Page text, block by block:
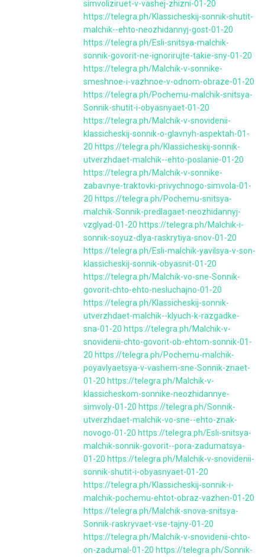
simvoliziruet-v-vashej-zhizni-01-20
https://telegra.ph/Klassicheskij-sonnik-shutit-
malchik--ehto-neozhidannyj-gost-01-20
https://telegra.ph/Esli-snitsya-malchik-
sonnik-govorit-ne-ignorirujte-takie-sny-01-20
https://telegra.ph/Malchik-v-sonnike-
smeshnoe-i-vazhnoe-v-odnom-obraze-01-20
https://telegra.ph/Pochemu-malchik-snitsya-
Sonnik-shutit-i-obyasnyaet-01-20
https://telegra.ph/Malchik-v-snovidenii-
klassicheskij-sonnik-o-glavnyh-aspektah-01-
20 https://telegra.ph/Klassicheskij-sonnik-
utverzhdaet-malchik--ehto-poslanie-01-20
https://telegra.ph/Malchik-v-sonnike-
zabavnye-traktovki-privychnogo-simvola-01-
20 https://telegra.ph/Pochemu-snitsya-
malchik-Sonnik-predlagaet-neozhidannyj-
vzglyad-01-20 https://telegra.ph/Malchik-i-
sonnik-soyuz-dlya-raskrytiya-snov-01-20
https://telegra.ph/Esli-malchik-yavilsya-v-son-
klassicheskij-sonnik-obyasnit-01-20
https://telegra.ph/Malchik-vo-sne-Sonnik-
govorit-chto-ehto-nesluchajno-01-20
https://telegra.ph/Klassicheskij-sonnik-
utverzhdaet-malchik--klyuch-k-razgadke-
sna-01-20 https://telegra.ph/Malchik-v-
snovidenii-chto-govorit-ob-ehtom-sonnik-01-
20 https://telegra.ph/Pochemu-malchik-
poyavlyaetsya-v-vashem-sne-Sonnik-znaet-
01-20 https://telegra.ph/Malchik-v-
klassicheskom-sonnike-neozhidannye-
simvoly-01-20 https://telegra.ph/Sonnik-
utverzhdaet-malchik-vo-sne--ehto-znak-
novogo-01-20 https://telegra.ph/Esli-snitsya-
malchik-sonnik-govorit--pora-zadumatsya-
01-20 https://telegra.ph/Malchik-v-snovidenii-
sonnik-shutit-i-obyasnyaet-01-20
https://telegra.ph/Klassicheskij-sonnik-i-
malchik-pochemu-ehtot-obraz-vazhen-01-20
https://telegra.ph/Malchik-snova-snitsya-
Sonnik-raskryvaet-vse-tajny-01-20
https://telegra.ph/Malchik-v-snovidenii-chto-
on-zadumal-01-20 https://telegra.ph/Sonnik-